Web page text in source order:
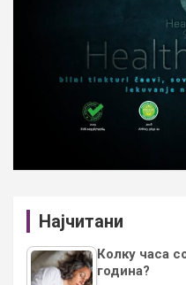
Најчитани
Колку часа
година?